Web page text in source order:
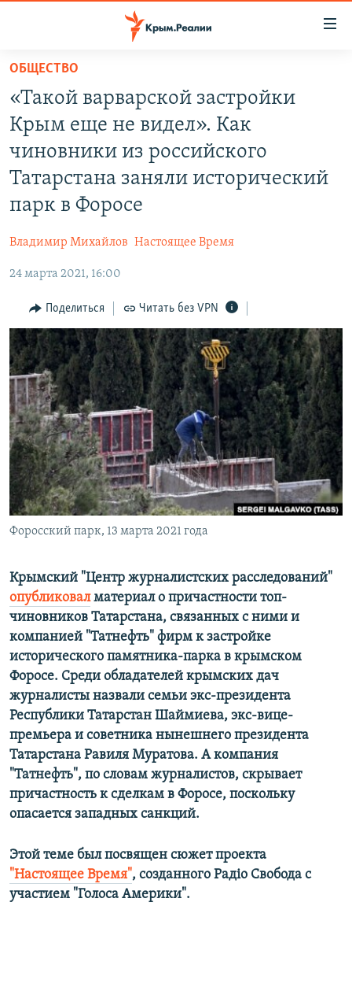
Вернуться
основному
содержанию
Вернутся
главной
навигации
Вернутся
СПЕЦПРОЕКТЫ
11 ЛЕТ ОККУПАЦИИ КРЫМА. 11 ИСТОРИЙ СОПРОТИВЛЕНИЯ
ВОДА
ИСТОРИЯ
ЕЩЕ
ТЕЛЕПРОЕКТ КРЫМ.РЕАЛИИ
СОВЕТЫ ПРАВОЗАЩИТНИКОВ
ПРОПАВШИЕ БЕЗ ВЕСТИ
ПОБЕДИТЕЛЕЙ НЕ СУДЯТ?
КРЫМ.НЕПОКОРЕННЫЙ
ELIFBE
УКРАИНСКАЯ ПРОБЛЕМА КРЫМА
КАК ОБОЙТИ БЛОКИРОВКУ
ПРИСОЕДИНЯЙТЕСЬ!
Все сайты RFE/RL
ОБЩЕСТВО
«Такой варварской застройки
Крым еще не видел». Как
чиновники из российского
Татарстана заняли исторический
парк в Форосе
Владимир Михайлов Настоящее Время
24 марта 2021, 16:00
Поделиться Читать без VPN
Форосский парк, 13 марта 2021 года
Крымский "Центр журналистских расследований"
опубликовалматериал о причастности топ-
чиновников Татарстана, связанных с ними и
компанией "Татнефть" фирм к застройке
исторического памятника-парка в крымском
Форосе. Среди обладателей крымских дач
журналисты назвали семьи экс-президента
Республики Татарстан Шаймиева, экс-вице-
премьера и советника нынешнего президента
Татарстана Равиля Муратова. А компания
"Татнефть", по словам журналистов, скрывает
причастность к сделкам в Форосе, поскольку
опасается западных санкций.
Этой теме был посвящен сюжет проекта
"Настоящее Время", созданного Радіо Свобода с
участием "Голоса Америки".​